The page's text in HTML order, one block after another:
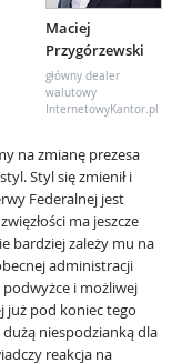
Maciej
Przygórzewski
główny dealer
walutowy
InternetowyKantor.pl
na zmianę prezesa
Styl się zmienił i
Federalnej jest
ma jeszcze
bardziej zależy mu na
administracji
podwyżce i możliwej
już pod koniec tego
niespodzianką dla
reakcja na